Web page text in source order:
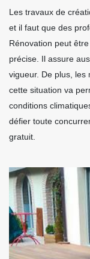
Les travaux de
et il faut que des
Rénovation peut
précise. Il assure
vigueur. De plus, les
cette situation va
conditions
défier toute
gratuit.